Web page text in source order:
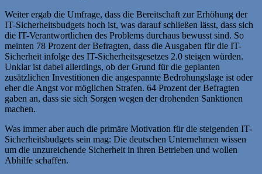
Weiter ergab die Umfrage, dass die Bereitschaft zur Erhöhung der
IT-Sicherheitsbudgets hoch ist, was darauf schließen lässt, dass sich
die IT-Verantwortlichen des Problems durchaus bewusst sind. So
meinten 78 Prozent der Befragten, dass die Ausgaben für die IT-
Sicherheit infolge des IT-Sicherheitsgesetzes 2.0 steigen würden.
Unklar ist dabei allerdings, ob der Grund für die geplanten
zusätzlichen Investitionen die angespannte Bedrohungslage ist oder
eher die Angst vor möglichen Strafen. 64 Prozent der Befragten
gaben an, dass sie sich Sorgen wegen der drohenden Sanktionen
machen.
Was immer aber auch die primäre Motivation für die steigenden IT-
Sicherheitsbudgets sein mag: Die deutschen Unternehmen wissen
um die unzureichende Sicherheit in ihren Betrieben und wollen
Abhilfe schaffen.